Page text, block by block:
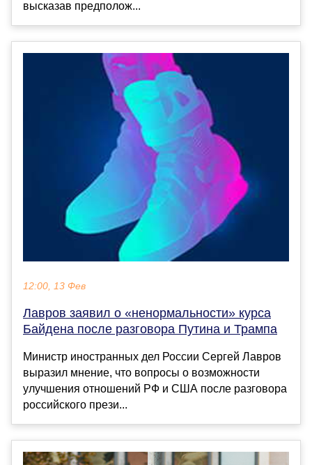
высказав предполож...
12:00, 13 Фев
Лавров заявил о «ненормальности» курса
Байдена после разговора Путина и Трампа
Министр иностранных дел России Сергей Лавров
выразил мнение, что вопросы о возможности
улучшения отношений РФ и США после разговора
российского прези...